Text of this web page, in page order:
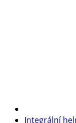
Integrální